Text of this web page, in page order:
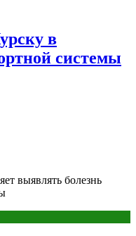
в
системы
выявлять болезнь